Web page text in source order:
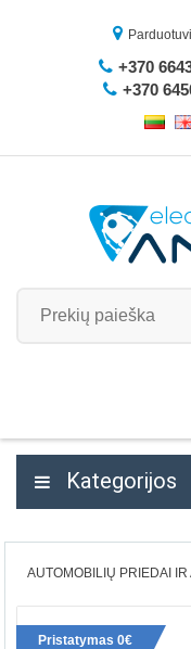
+370
+370
Kategorijos
AUTOMOBILIŲ PRIEDAI IR
Pristatymas 0€